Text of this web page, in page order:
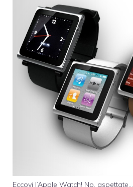
Eccovi l’Apple Watch! No, aspettate…